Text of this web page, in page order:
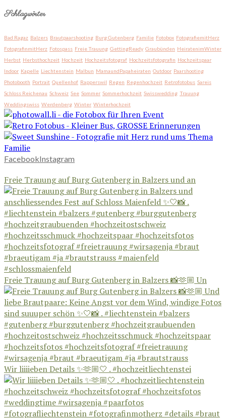
Schlagwörter
Bad Ragaz Balzers Brautpaarshooting Burg Gutenberg Familie Fotobox FotografiemitHerz
FotografinmitHerz Fotospass Freie Trauung GettingReady Graubünden HeiratenimWinter
Herbst Herbsthochzeit Hochzeit Hochzeitsfotograf Hochzeitsfotografin Hochzeitspaar
Indoor Kapelle Liechtenstein Malbun MamaundPapaheiraten Outdoor Paarshooting
Photobooth Portrait Quellenhof Rapperswil Regen Regenhochzeit Retrofotobus Sareis
Schloss Reichenau Schweiz See Sommer Sommerhochzeit Swisswedding Trauung
Weddingswiss Werdenberg Winter Winterhochzeit
FacebookInstagram
Freie Trauung auf Burg Gutenberg in Balzers und an
Freie Trauung auf Burg Gutenberg in Balzers 📸🫶🏼 Un
Wir liiiieben Details ✨🫶🏼🤍 . #hochzeitliechtenstei